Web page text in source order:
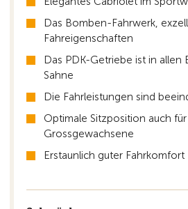
Das Bomben-Fahrwerk,
Fahreigenschaften
Das PDK-Getriebe ist in allen
Sahne
Die Fahrleistungen sind
Optimale Sitzposition auch für
Grossgewachsene
Erstaunlich guter Fahrkomfort